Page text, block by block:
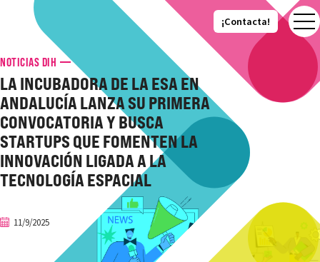
¡Contacta!
¡Contacta!
NOTICIAS DIH
LA INCUBADORA DE LA ESA EN
ANDALUCÍA LANZA SU PRIMERA
CONVOCATORIA Y BUSCA
STARTUPS QUE FOMENTEN LA
INNOVACIÓN LIGADA A LA
TECNOLOGÍA ESPACIAL
11/9/2025